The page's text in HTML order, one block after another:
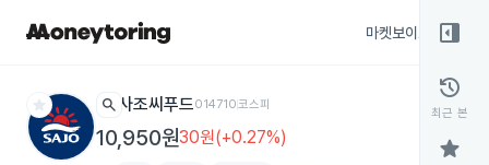
마켓보이스
star search 사조씨푸드014710코스피
10,950원30원(+0.27%)
right_panel_open
history
최근 본
star